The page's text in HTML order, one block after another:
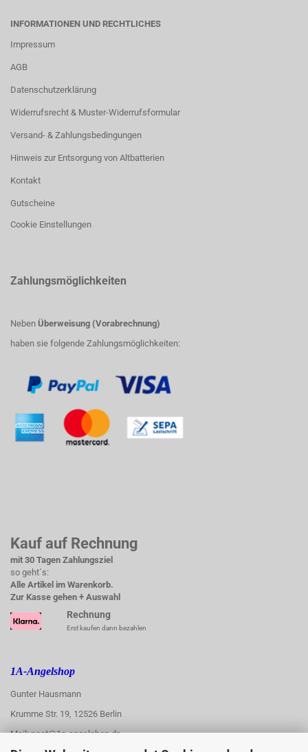
INFORMATIONEN UND RECHTLICHES
Impressum
AGB
Datenschutzerklärung
Widerrufsrecht & Muster-Widerrufsformular
Versand- & Zahlungsbedingungen
Hinweis zur Entsorgung von Altbatterien
Kontakt
Gutscheine
Cookie Einstellungen
Zahlungsmöglichkeiten
Neben Überweisung (Vorabrechnung)
haben sie folgende Zahlungsmöglichkeiten:
Kauf auf Rechnung
mit 30 Tagen Zahlungsziel
so geht´s:
Alle Artikel im Warenkorb.
Zur Kasse gehen + Auswahl
Rechnung
Erst kaufen dann bezahlen
1A-Angelshop
Gunter Hausmann
Krumme Str. 19, 12526 Berlin
Mail: post@1a-angelshop.de